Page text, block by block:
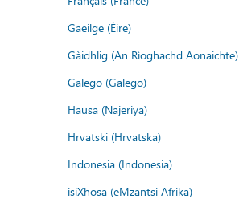
Gaeilge (Éire)
Gàidhlig (An Rìoghachd Aonaichte)
Galego (Galego)
Hausa (Najeriya)
Hrvatski (Hrvatska)
Indonesia (Indonesia)
isiXhosa (eMzantsi Afrika)